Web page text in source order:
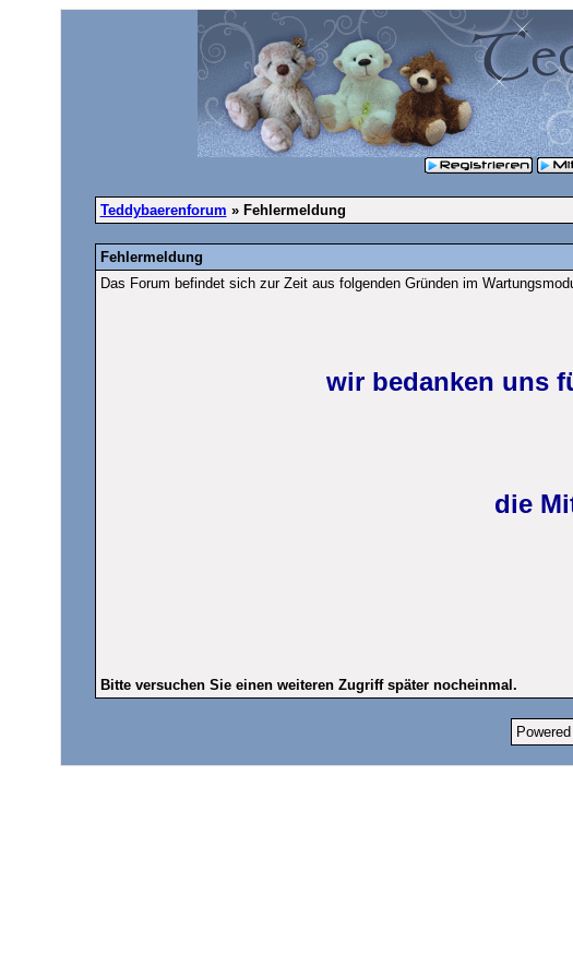
Teddybaerenforum » Fehlermeldung
Fehlermeldung
Das Forum befindet sich zur Zeit aus folgenden Gründen im
wir bedanken uns
die
Bitte versuchen Sie einen weiteren Zugriff später nocheinmal.